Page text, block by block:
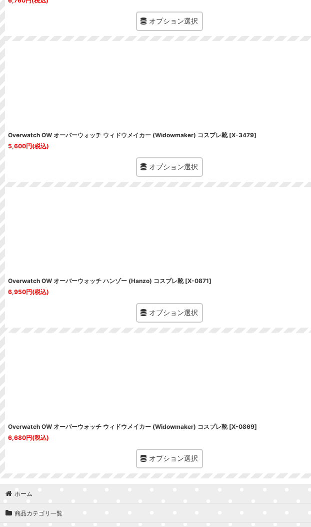
オプション選択
Overwatch OW オーバーウォッチ ウィドウメイカー (Widowmaker) コスプレ靴 [X-3479]
5,600円(税込)
オプション選択
Overwatch OW オーバーウォッチ ハンゾー (Hanzo) コスプレ靴 [X-0871]
6,950円(税込)
オプション選択
Overwatch OW オーバーウォッチ ウィドウメイカー (Widowmaker) コスプレ靴 [X-0869]
6,680円(税込)
オプション選択
ホーム
商品カテゴリ一覧